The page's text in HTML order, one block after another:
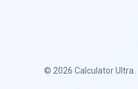
© 2026 Calculator Ultra